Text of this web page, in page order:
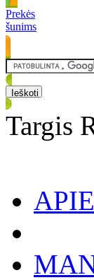
Prekės
šunims
Targis